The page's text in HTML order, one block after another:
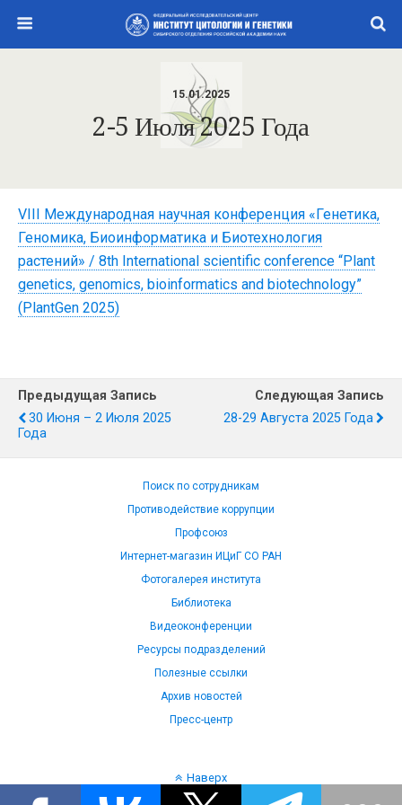
15.01.2025
2-5 Июля 2025 Года
VIII Международная научная конференция «Генетика,
Геномика, Биоинформатика и Биотехнология
растений» / 8th International scientific conference “Plant
genetics, genomics, bioinformatics and biotechnology”
(PlantGen 2025)
Предыдущая Запись
30 Июня – 2 Июля 2025
Года
Следующая Запись
28-29 Августа 2025 Года
Поиск по сотрудникам
Противодействие коррупции
Профсоюз
Интернет-магазин ИЦиГ СО РАН
Фотогалерея института
Библиотека
Видеоконференции
Ресурсы подразделений
Полезные ссылки
Архив новостей
Пресс-центр
Наверх